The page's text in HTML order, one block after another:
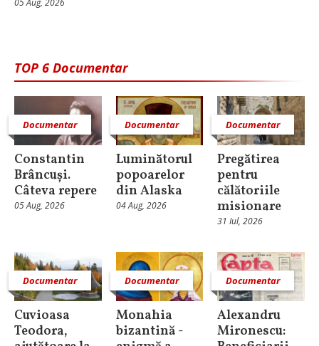
05 Aug, 2026
TOP 6 Documentar
Documentar
Constantin
Brâncuși.
Câteva repere
05 Aug, 2026
Documentar
Luminătorul
popoarelor
din Alaska
04 Aug, 2026
Documentar
Pregătirea
pentru
călătoriile
misionare
31 Iul, 2026
Documentar
Cuvioasa
Teodora,
Documentar
Monahia
bizantină -
Documentar
Alexandru
Mironescu: